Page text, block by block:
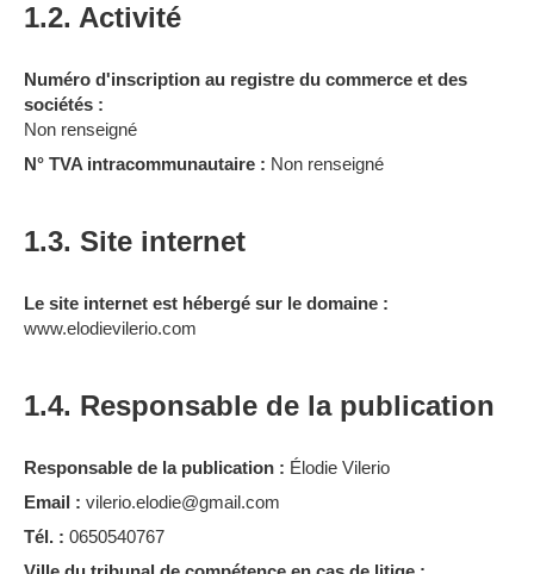
1.2. Activité
Numéro d'inscription au registre du commerce et des
sociétés :
Non renseigné
N° TVA intracommunautaire : Non renseigné
1.3. Site internet
Le site internet est hébergé sur le domaine :
www.elodievilerio.com
1.4. Responsable de la publication
Responsable de la publication : Élodie Vilerio
Email : vilerio.elodie@gmail.com
Tél. : 0650540767